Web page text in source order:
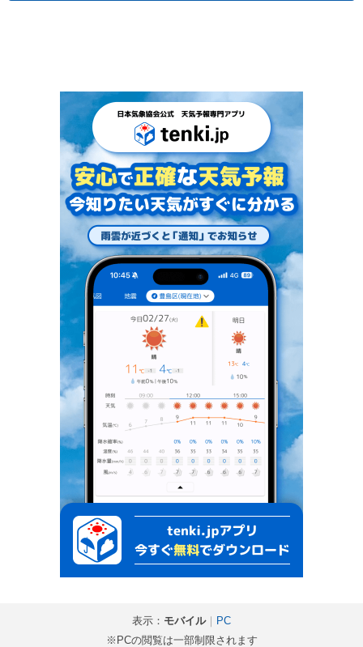
表示： モバイル｜
PC
※PCの閲覧は一部制限されます